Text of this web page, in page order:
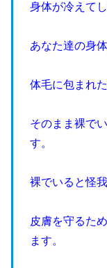
身体が冷えて
あなた達の身
体毛に包まれ
そのまま裸で
す。
裸でいると怪
皮膚を守るた
ます。